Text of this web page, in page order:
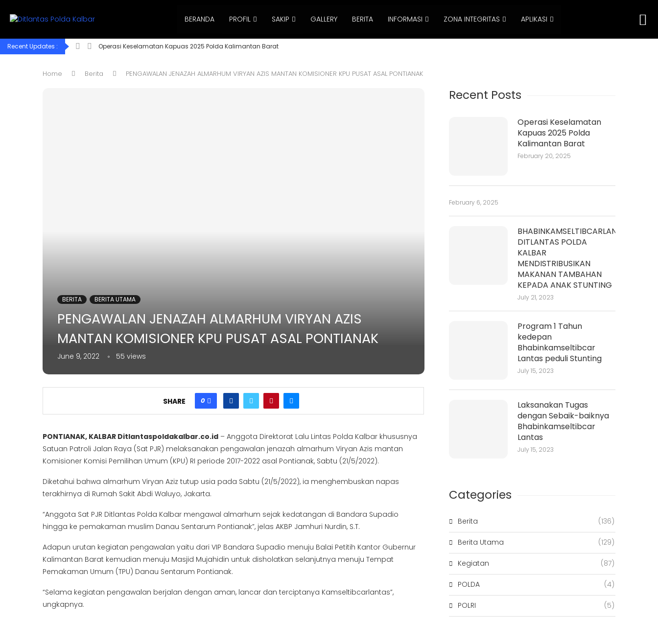
BERANDA PROFIL SAKIP GALLERY BERITA INFORMASI ZONA INTEGRITAS APLIKASI
Recent Updates : Operasi Keselamatan Kapuas 2025 Polda Kalimantan Barat
Home Berita PENGAWALAN JENAZAH ALMARHUM VIRYAN AZIS MANTAN KOMISIONER KPU PUSAT ASAL PONTIANAK
BERITA BERITA UTAMA
PENGAWALAN JENAZAH ALMARHUM VIRYAN AZIS
MANTAN KOMISIONER KPU PUSAT ASAL PONTIANAK
June 9, 2022 55 views
SHARE 0
PONTIANAK, KALBAR Ditlantaspoldakalbar.co.id – Anggota Direktorat Lalu Lintas Polda Kalbar khususnya
Satuan Patroli Jalan Raya (Sat PJR) melaksanakan pengawalan jenazah almarhum Viryan Azis mantan
Komisioner Komisi Pemilihan Umum (KPU) RI periode 2017-2022 asal Pontianak, Sabtu (21/5/2022).
Diketahui bahwa almarhum Viryan Aziz tutup usia pada Sabtu (21/5/2022), ia menghembuskan napas
terakhirnya di Rumah Sakit Abdi Waluyo, Jakarta.
“Anggota Sat PJR Ditlantas Polda Kalbar mengawal almarhum sejak kedatangan di Bandara Supadio
hingga ke pemakaman muslim Danau Sentarum Pontianak”, jelas AKBP Jamhuri Nurdin, S.T.
Adapun urutan kegiatan pengawalan yaitu dari VIP Bandara Supadio menuju Balai Petitih Kantor Gubernur
Kalimantan Barat kemudian menuju Masjid Mujahidin untuk disholatkan selanjutnya menuju Tempat
Pemakaman Umum (TPU) Danau Sentarum Pontianak.
“Selama kegiatan pengawalan berjalan dengan aman, lancar dan terciptanya Kamseltibcarlantas”,
ungkapnya.
Recent Posts
Operasi Keselamatan
Kapuas 2025 Polda
Kalimantan Barat
February 20, 2025
February 6, 2025
BHABINKAMSELTIBCARLANTAS
DITLANTAS POLDA
KALBAR
MENDISTRIBUSIKAN
MAKANAN TAMBAHAN
KEPADA ANAK STUNTING
July 21, 2023
Program 1 Tahun
kedepan
Bhabinkamseltibcar
Lantas peduli Stunting
July 15, 2023
Laksanakan Tugas
dengan Sebaik-baiknya
Bhabinkamseltibcar
Lantas
July 15, 2023
Categories
Berita (136)
Berita Utama (129)
Kegiatan (87)
POLDA (4)
POLRI (5)